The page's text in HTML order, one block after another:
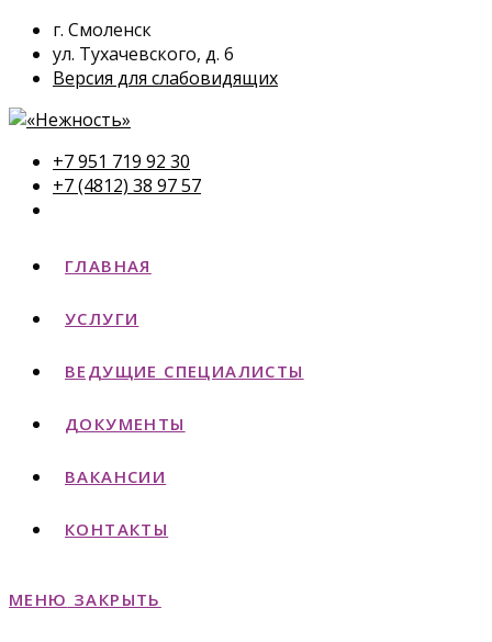
г. Смоленск
ул. Тухачевского, д. 6
Версия для слабовидящих
+7 951 719 92 30
+7 (4812) 38 97 57
ГЛАВНАЯ
УСЛУГИ
ВЕДУЩИЕ СПЕЦИАЛИСТЫ
ДОКУМЕНТЫ
ВАКАНСИИ
КОНТАКТЫ
МЕНЮ ЗАКРЫТЬ